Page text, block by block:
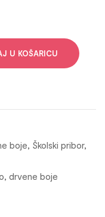
U KOŠARICU
boje, Školski pribor,
, drvene boje